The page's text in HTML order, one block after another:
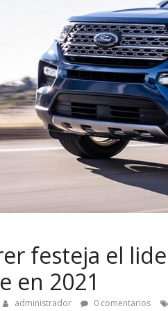
festeja el
en 2021
administrador 0 comentarios